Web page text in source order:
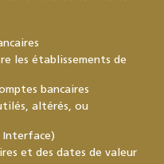
les établissements de
bancaires
altérés, ou
Interface)
et des dates de valeur